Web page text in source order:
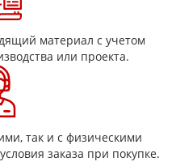
материал с учетом
или проекта.
так и с физическими
заказа при покупке.